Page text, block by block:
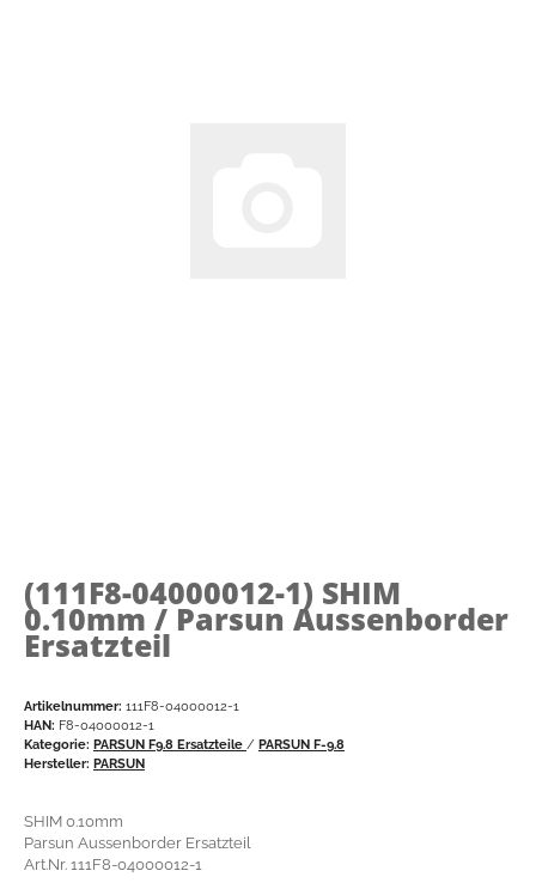
(111F8-04000012-1) SHIM
0.10mm / Parsun Aussenborder
Ersatzteil
Artikelnummer: 111F8-04000012-1
HAN: F8-04000012-1
Kategorie: PARSUN F9.8 Ersatzteile / PARSUN F-9.8
Hersteller: PARSUN
SHIM 0.10mm
Parsun Aussenborder Ersatzteil
Art.Nr. 111F8-04000012-1